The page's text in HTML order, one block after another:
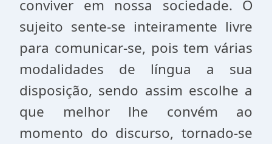
conviver em nossa sociedade. O
sujeito sente-se inteiramente livre
para comunicar-se, pois tem várias
modalidades de língua a sua
disposição, sendo assim escolhe a
que melhor lhe convém ao
momento do discurso, tornado-se